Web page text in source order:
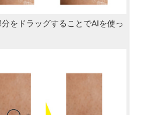
をドラッグすることでAIを使っ